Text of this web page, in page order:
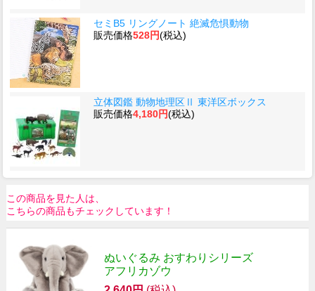
セミB5 リングノート 絶滅危惧動物
販売価格528円(税込)
立体図鑑 動物地理区Ⅱ 東洋区ボックス
販売価格4,180円(税込)
この商品を見た人は、
こちらの商品もチェックしています！
ぬいぐるみ おすわりシリーズ
アフリカゾウ